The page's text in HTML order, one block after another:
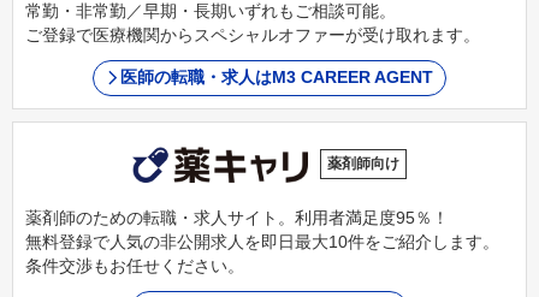
常勤・非常勤／早期・長期いずれもご相談可能。
ご登録で医療機関からスペシャルオファーが受け取れます。
医師の転職・求人はM3 CAREER AGENT
薬剤師向け
薬剤師のための転職・求人サイト。利用者満足度95％！
無料登録で人気の非公開求人を即日最大10件をご紹介します。
条件交渉もお任せください。